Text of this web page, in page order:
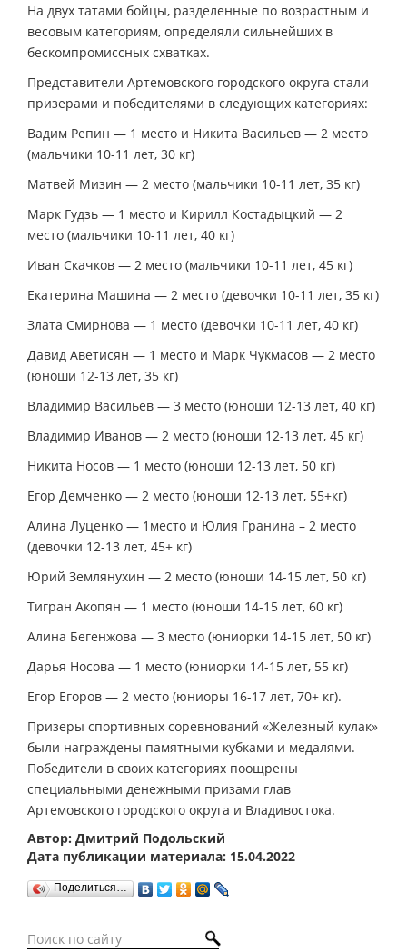
На двух татами бойцы, разделенные по возрастным и
весовым категориям, определяли сильнейших в
бескомпромиссных схватках.
Представители Артемовского городского округа стали
призерами и победителями в следующих категориях:
Вадим Репин — 1 место и Никита Васильев — 2 место
(мальчики 10-11 лет, 30 кг)
Матвей Мизин — 2 место (мальчики 10-11 лет, 35 кг)
Марк Гудзь — 1 место и Кирилл Костадыцкий — 2
место (мальчики 10-11 лет, 40 кг)
Иван Скачков — 2 место (мальчики 10-11 лет, 45 кг)
Екатерина Машина — 2 место (девочки 10-11 лет, 35 кг)
Злата Смирнова — 1 место (девочки 10-11 лет, 40 кг)
Давид Аветисян — 1 место и Марк Чукмасов — 2 место
(юноши 12-13 лет, 35 кг)
Владимир Васильев — 3 место (юноши 12-13 лет, 40 кг)
Владимир Иванов — 2 место (юноши 12-13 лет, 45 кг)
Никита Носов — 1 место (юноши 12-13 лет, 50 кг)
Егор Демченко — 2 место (юноши 12-13 лет, 55+кг)
Алина Луценко — 1место и Юлия Гранина – 2 место
(девочки 12-13 лет, 45+ кг)
Юрий Землянухин — 2 место (юноши 14-15 лет, 50 кг)
Тигран Акопян — 1 место (юноши 14-15 лет, 60 кг)
Алина Бегенжова — 3 место (юниорки 14-15 лет, 50 кг)
Дарья Носова — 1 место (юниорки 14-15 лет, 55 кг)
Егор Егоров — 2 место (юниоры 16-17 лет, 70+ кг).
Призеры спортивных соревнований «Железный кулак»
были награждены памятными кубками и медалями.
Победители в своих категориях поощрены
специальными денежными призами глав
Артемовского городского округа и Владивостока.
Автор: Дмитрий Подольский
Дата публикации материала: 15.04.2022
Поделиться…